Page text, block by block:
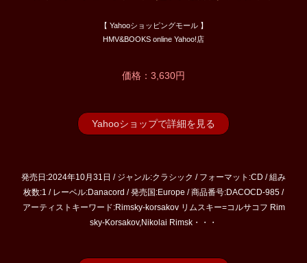
【 Yahooショッピングモール 】
HMV&BOOKS online Yahoo!店
価格：3,630円
Yahooショップで詳細を見る
発売日:2024年10月31日 / ジャンル:クラシック / フォーマット:CD / 組み
枚数:1 / レーベル:Danacord / 発売国:Europe / 商品番号:DACOCD-985 /
アーティストキーワード:Rimsky-korsakov リムスキー=コルサコフ Rim
sky-Korsakov,Nikolai Rimsk・・・